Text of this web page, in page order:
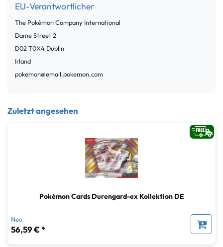
EU-Verantwortlicher
The Pokémon Company International
Dame Street2
D02 T0X4 Dublin
Irland
pokemon@email.pokemon.com
Zuletzt angesehen
Pokémon Cards Durengard-ex Kollektion DE
Neu
56,59 € *